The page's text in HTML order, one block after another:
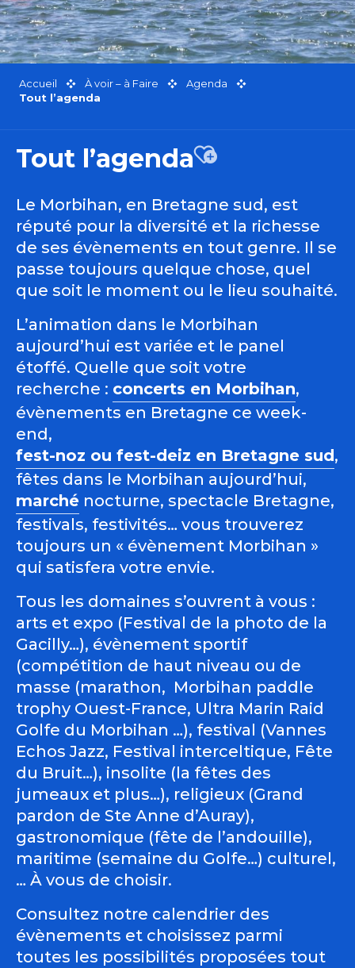
Accueil À voir – à Faire
Agenda
Tout l’agenda
Tout l’agendaAjouter aux
Le Morbihan, en Bretagne sud, est
réputé pour la diversité et la richesse
de ses évènements en tout genre. Il se
passe toujours quelque chose, quel
que soit le moment ou le lieu souhaité.
L’animation dans le Morbihan
aujourd’hui est variée et le panel
étoffé. Quelle que soit votre
recherche : concerts en Morbihan,
évènements en Bretagne ce week-
end,
fest-noz ou fest-deiz en Bretagne sud,
fêtes dans le Morbihan aujourd’hui,
marché nocturne, spectacle Bretagne,
festivals, festivités… vous trouverez
toujours un « évènement Morbihan »
qui satisfera votre envie.
Tous les domaines s’ouvrent à vous :
arts et expo (Festival de la photo de la
Gacilly…), évènement sportif
(compétition de haut niveau ou de
masse (marathon, Morbihan paddle
trophy Ouest-France, Ultra Marin Raid
Golfe du Morbihan …), festival (Vannes
Echos Jazz, Festival interceltique, Fête
du Bruit…), insolite (la fêtes des
jumeaux et plus…), religieux (Grand
pardon de Ste Anne d’Auray),
gastronomique (fête de l’andouille),
maritime (semaine du Golfe…) culturel,
… À vous de choisir.
Consultez notre calendrier des
évènements et choisissez parmi
toutes les possibilités proposées tout